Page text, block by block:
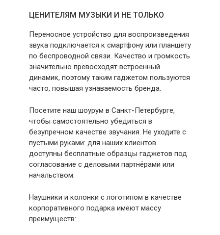
ЦЕНИТЕЛЯМ МУЗЫКИ И НЕ ТОЛЬКО
Переносное устройство для воспроизведения
звука подключается к смартфону или планшету
по беспроводной связи. Качество и громкость
значительно превосходят встроенный
динамик, поэтому таким гаджетом пользуются
часто, повышая узнаваемость бренда.
Посетите наш шоурум в Санкт-Петербурге,
чтобы самостоятельно убедиться в
безупречном качестве звучания. Не уходите с
пустыми руками: для наших клиентов
доступны бесплатные образцы гаджетов под
согласование с деловыми партнёрами или
начальством.
Наушники и колонки с логотипом в качестве
корпоративного подарка имеют массу
преимуществ: